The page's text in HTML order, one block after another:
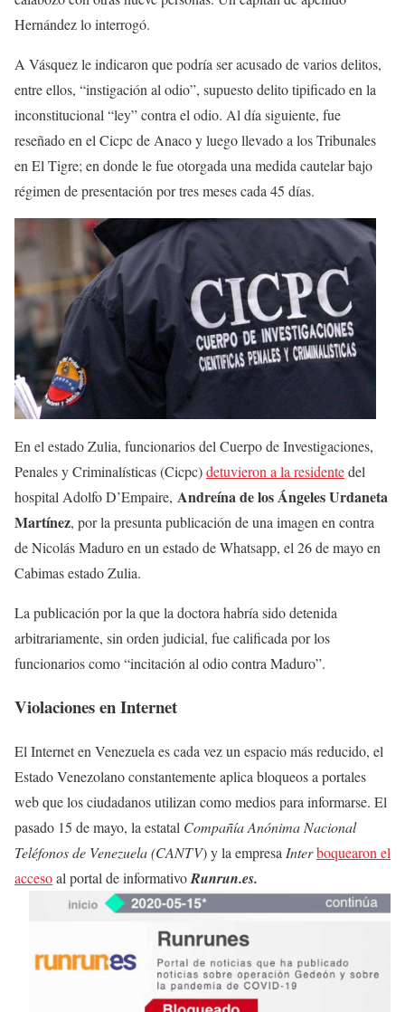
Hernández lo interrogó.
A Vásquez le indicaron que podría ser acusado de varios delitos,
entre ellos, “instigación al odio”, supuesto delito tipificado en la
inconstitucional “ley” contra el odio. Al día siguiente, fue
reseñado en el Cicpc de Anaco y luego llevado a los Tribunales
en El Tigre; en donde le fue otorgada una medida cautelar bajo
régimen de presentación por tres meses cada 45 días.
En el estado Zulia, funcionarios del Cuerpo de Investigaciones,
Penales y Criminalísticas (Cicpc)detuvieron a la residentedel
hospital Adolfo D’Empaire, Andreína de los Ángeles Urdaneta
Martínez, por la presunta publicación de una imagen en contra
de Nicolás Maduro en un estado de Whatsapp, el 26 de mayo en
Cabimas estado Zulia.
La publicación por la que la doctora habría sido detenida
arbitrariamente, sin orden judicial, fue calificada por los
funcionarios como “incitación al odio contra Maduro”.
Violaciones en Internet
El Internet en Venezuela es cada vez un espacio más reducido, el
Estado Venezolano constantemente aplica bloqueos a portales
web que los ciudadanos utilizan como medios para informarse. El
pasado 15 de mayo, la estatal Compañía Anónima Nacional
Teléfonos de Venezuela (CANTV) y la empresa Interboquearon el
accesoal portal de informativoRunrun.es.